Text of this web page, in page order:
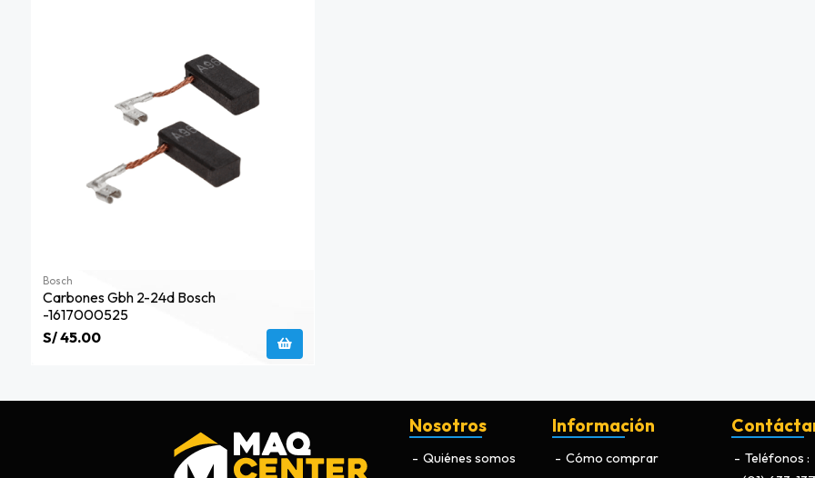
Bosch
Carbones Gbh 2-24d Bosch
-1617000525
S/ 45.00
Nosotros
Quiénes somos
Información
Cómo comprar
Teléfonos